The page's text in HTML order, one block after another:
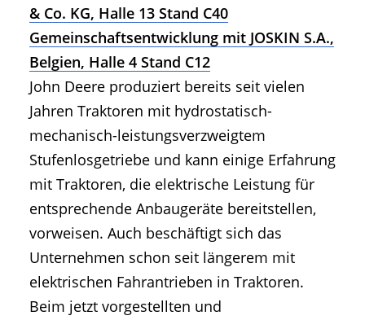
& Co. KG, Halle 13 Stand C40
Gemeinschaftsentwicklung mit JOSKIN S.A.,
Belgien, Halle 4 Stand C12
John Deere produziert bereits seit vielen
Jahren Traktoren mit hydrostatisch-
mechanisch-leistungsverzweigtem
Stufenlosgetriebe und kann einige Erfahrung
mit Traktoren, die elektrische Leistung für
entsprechende Anbaugeräte bereitstellen,
vorweisen. Auch beschäftigt sich das
Unternehmen schon seit längerem mit
elektrischen Fahrantrieben in Traktoren.
Beim jetzt vorgestellten und